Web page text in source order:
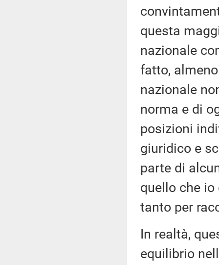
questa
nazionale
fatto,
nazionale
norma e di
posizioni
giuridico e
parte di
quello che
tanto per
In realtà,
equilibrio